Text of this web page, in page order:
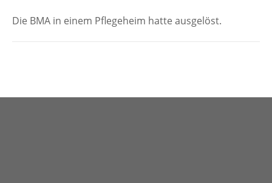
Die BMA in einem Pflegeheim hatte ausgelöst.